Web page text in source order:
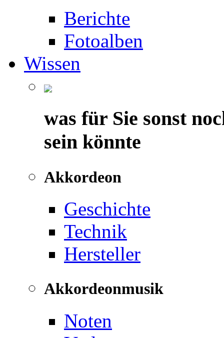
Berichte
Fotoalben
Wissen
was für Sie sonst
sein könnte
Akkordeon
Geschichte
Technik
Hersteller
Akkordeonmusik
Noten